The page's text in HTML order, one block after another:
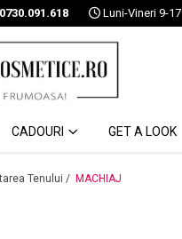
0730.091.618 Luni-Vineri 9-17
CADOURI GET A LOOK
Tenului / MACHIAJ